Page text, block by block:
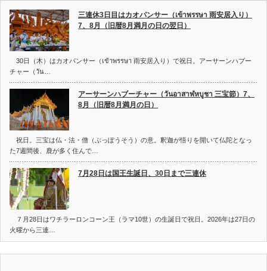
三連休3日目はカオパンサー（เข้าพรรษา 雨安居入り）
7、8月（旧暦8月満月の日の翌日）
30日（木）はカオパンサー（เข้าพรรษา 雨安居入り）で祝日。アーサーンハブー
チャー（วัน…
アーサーンハブーチャー（วันอาสาฬหบูชา 三宝節）7、
8月（旧暦8月満月の日）
祝日。三宝は仏・法・僧（ぶっぽうそう）の意。釈迦が悟りを開いて仏陀となっ
た7週間後、鹿が多く住んで…
7月28日は国王生誕日、30日まで三連休
７月28日はワチラーロンコーン王（ラマ10世）の生誕日で祝日。2026年は27日の
火曜から三連…